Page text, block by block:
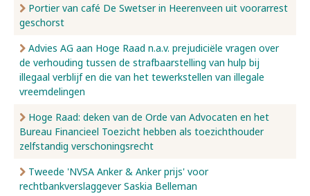
Portier van café De Swetser in Heerenveen uit voorarrest
geschorst
Advies AG aan Hoge Raad n.a.v. prejudiciële vragen over
de verhouding tussen de strafbaarstelling van hulp bij
illegaal verblijf en die van het tewerkstellen van illegale
vreemdelingen
Hoge Raad: deken van de Orde van Advocaten en het
Bureau Financieel Toezicht hebben als toezichthouder
zelfstandig verschoningsrecht
Tweede 'NVSA Anker & Anker prijs' voor
rechtbankverslaggever Saskia Belleman